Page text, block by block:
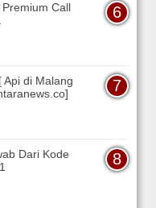
Call
Api di Malang
Dari Kode